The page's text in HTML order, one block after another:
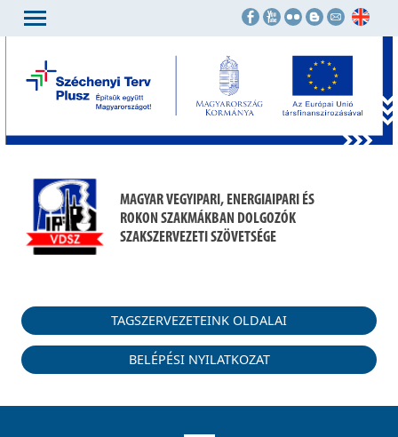
MAGYAR VEGYIPARI, ENERGIAIPARI ÉS
ROKON SZAKMÁKBAN DOLGOZÓK
SZAKSZERVEZETI SZÖVETSÉGE
TAGSZERVEZETEINK OLDALAI
BELÉPÉSI NYILATKOZAT